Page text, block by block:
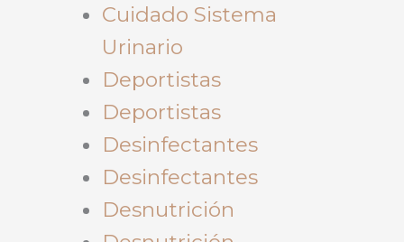
Cuidado Sistema
Urinario
Deportistas
Deportistas
Desinfectantes
Desinfectantes
Desnutrición